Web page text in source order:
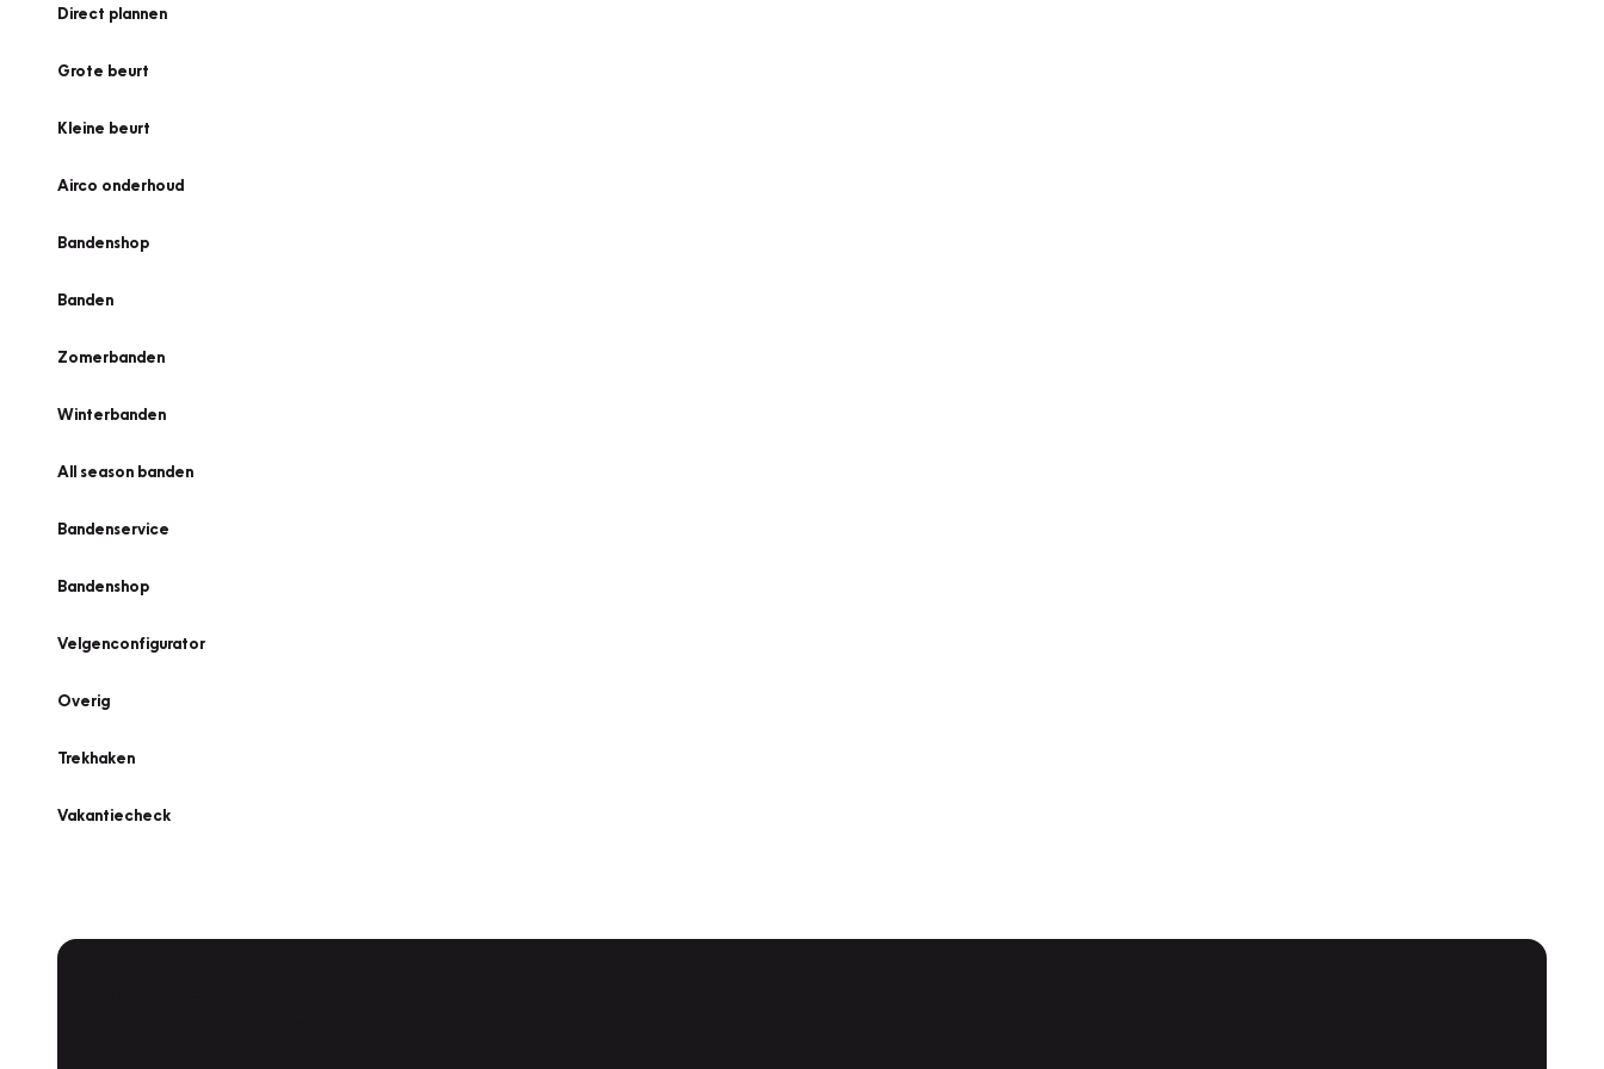
Direct plannen
Grote beurt
Kleine beurt
Airco onderhoud
Bandenshop
Banden
Zomerbanden
Winterbanden
All season banden
Bandenservice
Bandenshop
Velgenconfigurator
Overig
Trekhaken
Vakantiecheck